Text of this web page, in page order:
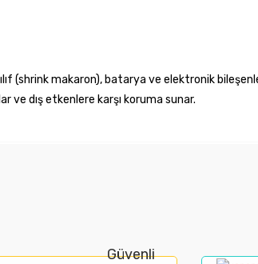
(shrink makaron), batarya ve elektronik
ve dış etkenlere karşı koruma sunar.
Güvenli